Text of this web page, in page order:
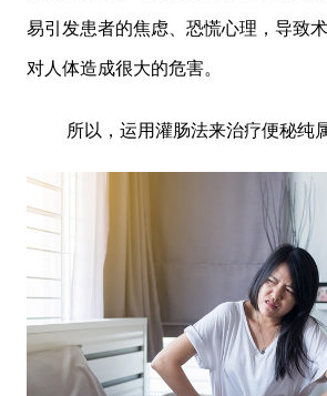
易引发患者的焦虑、恐慌心理，导致
对人体造成很大的危害。
所以，运用灌肠法来治疗便秘纯